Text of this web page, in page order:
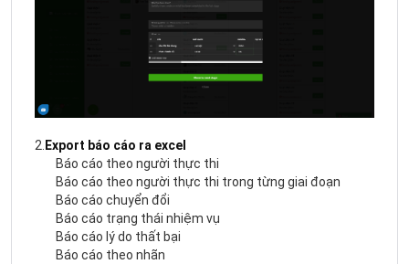
2. Export báo cáo ra excel
Báo cáo theo người thực thi
Báo cáo theo người thực thi trong từng giai đoạn
Báo cáo chuyển đổi
Báo cáo trạng thái nhiệm vụ
Báo cáo lý do thất bại
Báo cáo theo nhãn